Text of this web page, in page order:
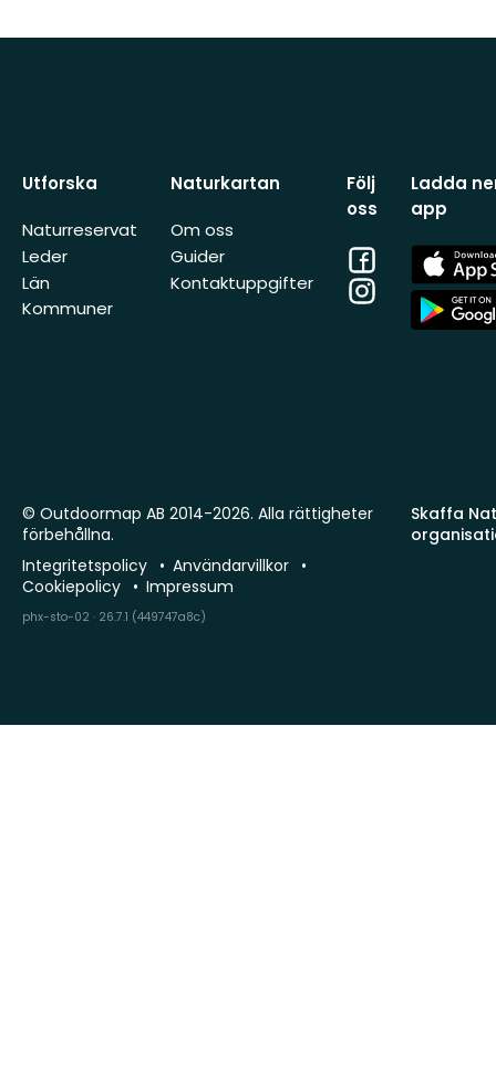
Utforska
Naturreservat
Leder
Län
Kommuner
Naturkartan
Om oss
Guider
Kontaktuppgifter
Följ
oss
Facebook
Instagram
Ladda
app
App
Store
App
Store
Skaffa
© Outdoormap AB 2014-2026. Alla rättigheter
förbehållna.
Integritetspolicy
Användarvillkor
Cookiepolicy
Impressum
phx-sto-02 · 26.7.1 (449747a8c)